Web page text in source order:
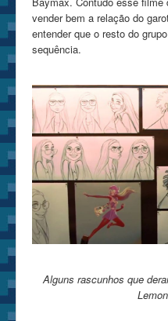
vender bem a relação do
entender que o resto do
sequência.
Alguns rascunhos que